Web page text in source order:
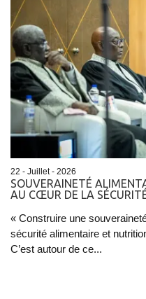
22 - Juillet - 2026
SOUVERAINETÉ
AU CŒUR DE LA
« Construire une
sécurité alimentaire et
C’est autour de ce...